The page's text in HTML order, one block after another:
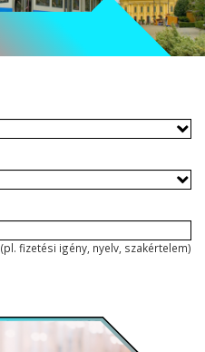
(pl. fizetési igény, nyelv, szakértelem)